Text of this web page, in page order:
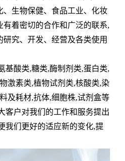
、生物保健、食品工业、化妆
有着密切的合作和广泛的联系,
究、开发、经营及各类使用
基酸类,糖类,酶制剂类,蛋白类,
激素类,植物试剂类,核酸类,染
及耗材,抗体,细胞株,试剂盒等
客户对我们的工作和服务提出
我们更好的适应新的变化,提